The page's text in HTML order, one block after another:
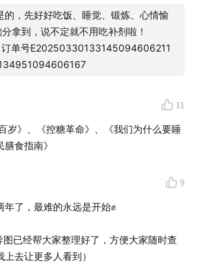
带的避难所，因为它也能随时开始
往思虑过重，因为他们前思后想身
想之力在体内淤滞
的注意力就摊缩在眼前的这一米
真正感受到自己的身体
的习惯前，请让动起来变成你的生
的，先好好吃饭、睡觉、锻炼、心情愉
拿到，说不定就不用吃补剂啦！
订单号E20250330133145094606211
11
岁》、《控糖革命》、《我们为什么要睡
食指南》
9
了，最难的永远是开始✊
图已经帮大家整理好了，方便大家随时查
去让更多人看到）